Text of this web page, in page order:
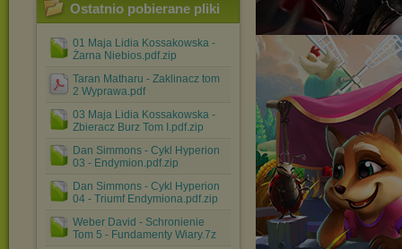
Ostatnio pobierane pliki
01 Maja Lidia Kossakowska -
Żarna Niebios.pdf.zip
Taran Matharu - Zaklinacz tom
2 Wyprawa.pdf
03 Maja Lidia Kossakowska -
Zbieracz Burz Tom I.pdf.zip
Dan Simmons - Cykl Hyperion
03 - Endymion.pdf.zip
Dan Simmons - Cykl Hyperion
04 - Triumf Endymiona.pdf.zip
Weber David - Schronienie
Tom 5 - Fundamenty Wiary.7z